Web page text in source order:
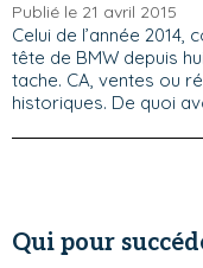
Publié le 21 avril 2015
Celui de l’année
tête de BMW depuis
tache. CA, ventes ou
historiques. De quoi
Qui pour